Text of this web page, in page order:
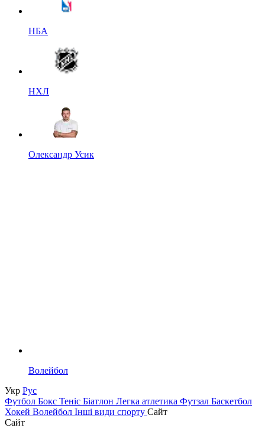
НБА
НХЛ
Олександр Усик
Волейбол
Укр Рус
Футбол Бокс Теніс Біатлон Легка атлетика Футзал Баскетбол
Хокей Волейбол Інші види спорту Сайт
Сайт